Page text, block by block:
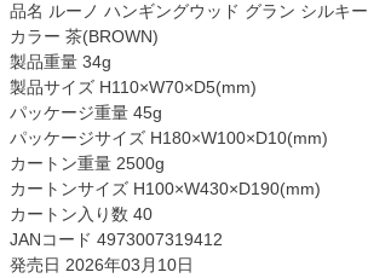
品名 ルーノ ハンギングウッド グラン シルキ
カラー 茶(BROWN)
製品重量 34g
製品サイズ H110×W70×D5(mm)
パッケージ重量 45g
パッケージサイズ H180×W100×D10(mm)
カートン重量 2500g
カートンサイズ H100×W430×D190(mm)
カートン入り数 40
JANコード 4973007319412
発売日 2026年03月10日